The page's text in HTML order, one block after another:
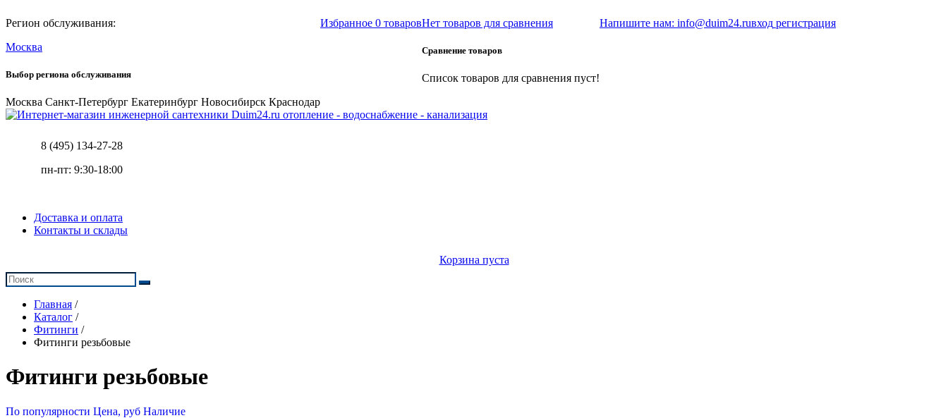
Регион обслуживания:
Москва
Выбор региона обслуживания
Москва Санкт-Петербург Екатеринбург Новосибирск Краснодар
Избранное 0 товаровНет товаров для сравнения
Сравнение товаров
Список товаров для сравнения пуст!
Напишите нам: info@duim24.ruвход регистрация
отопление - водоснабжение - канализация
8 (495) 134-27-28
пн-пт: 9:30-18:00
Доставка и оплата
Контакты и склады
Корзина пуста
Главная /
Каталог /
Фитинги /
Фитинги резьбовые
Фитинги резьбовые
По популярности Цена, руб Наличие